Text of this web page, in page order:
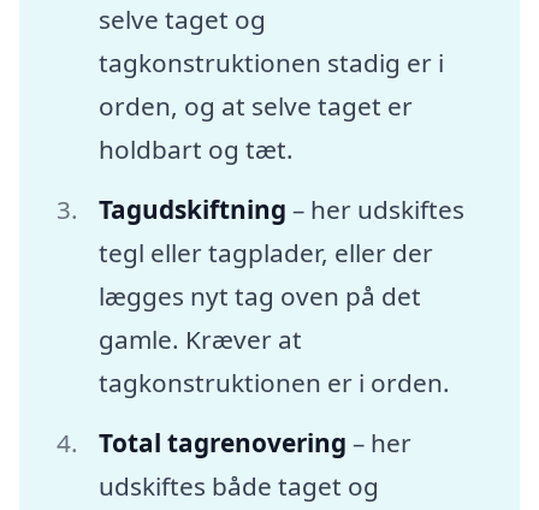
selve taget og
tagkonstruktionen stadig er i
orden, og at selve taget er
holdbart og tæt.
Tagudskiftning – her udskiftes
tegl eller tagplader, eller der
lægges nyt tag oven på det
gamle. Kræver at
tagkonstruktionen er i orden.
Total tagrenovering – her
udskiftes både taget og